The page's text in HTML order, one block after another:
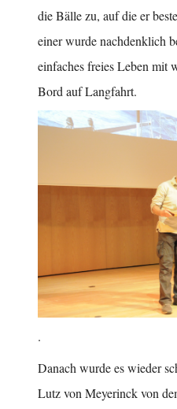
die Bälle zu, auf die er
einer wurde nachdenklich
einfaches freies Leben mit
Bord auf Langfahrt.
.
Danach wurde es wieder
Lutz von Meyerinck von